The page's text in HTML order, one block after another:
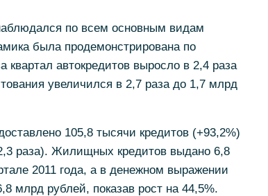
по всем основным видам
была продемонстрирована по
автокредитов выросло в 2,4 раза
увеличился в 2,7 раза до 1,7 млрд
105,8 тысячи кредитов (+93,2%)
раза). Жилищных кредитов выдано 6,8
2011 года, а в денежном выражении
млрд рублей, показав рост на 44,5%.